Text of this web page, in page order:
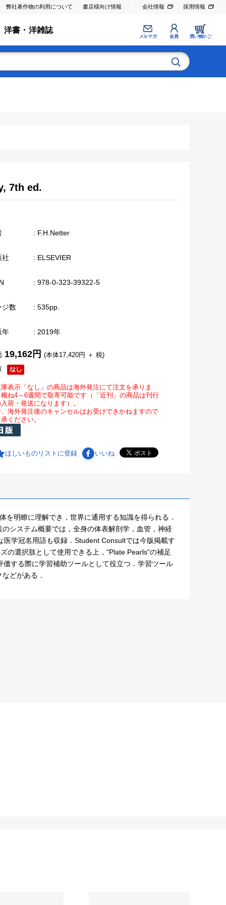
弊社著作物の利用について 書店様向け情報 会社情報 採用情報
洋書・洋雑誌
メルマガ 会員 買い物かご
7th ed.
: F.H.Netter
社 : ELSEVIER
: 978-0-323-39322-5
ジ数 : 535pp.
年 : 2019年
19,162円 (本体17,420円 ＋ 税)
表示「なし」の商品は海外発注にて注文を承りま
ね4～6週間で取寄可能です（「近刊」の商品は刊行
荷・発送になります）。
海外発注後のキャンセルはお受けできかねますので
ください。
ほしいものリストに登録 いいね
明瞭に理解でき，世界に通用する知識を得られる．
システム概要では，全身の体表解剖学，血管，神経
学冠名用語も収録．Student Consultでは今版掲載す
の選択肢として使用できる上，"Plate Pearls"の補足
する際に学習補助ツールとして役立つ．学習ツール
どがある．